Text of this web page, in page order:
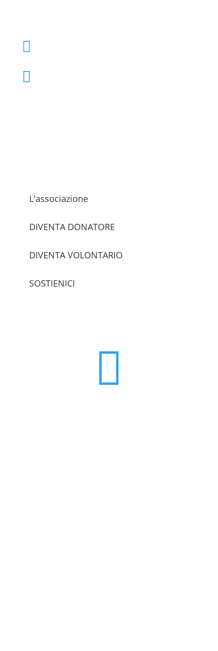


L'associazione
DIVENTA DONATORE
DIVENTA VOLONTARIO
SOSTIENICI
